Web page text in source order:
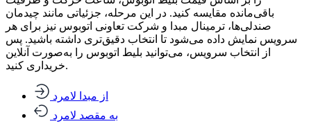
باقی‌مانده مقایسه کنید. در این مرحله، جزئیاتی مانند چیدمان
صندلی‌ها، ترمینال مبدا و شرکت تعاونی اتوبوس نیز برای هر
سرویس نمایش داده می‌شود تا انتخاب دقیق‌تری داشته باشید. پس
از انتخاب سرویس، می‌توانید بلیط اتوبوس را به‌صورت آنلاین
خریداری کنید.
از مبدا لامرد
به مقصد لامرد